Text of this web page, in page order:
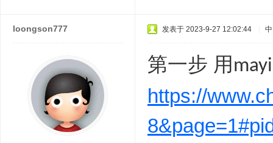
loongson777 发表于 2023-9-27 12:02:44
第一步 用
https://